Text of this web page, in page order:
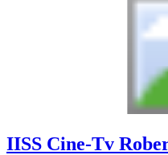
IISS Cine-Tv